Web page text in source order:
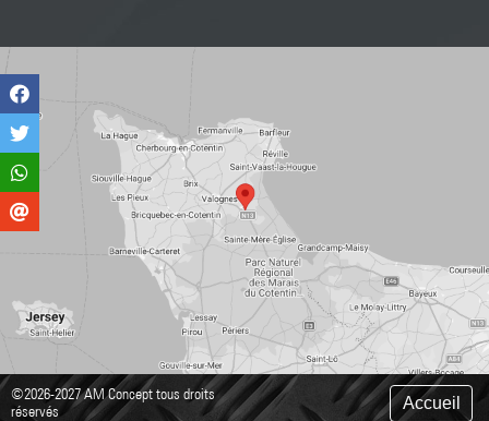
©2026-2027 AM Concept tous droits
réservés
Accueil